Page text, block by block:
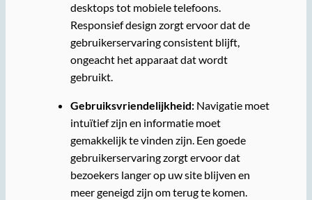
desktops tot mobiele telefoons.
Responsief design zorgt ervoor dat de
gebruikerservaring consistent blijft,
ongeacht het apparaat dat wordt
gebruikt.
Gebruiksvriendelijkheid:Navigatie moet
intuïtief zijn en informatie moet
gemakkelijk te vinden zijn. Een goede
gebruikerservaring zorgt ervoor dat
bezoekers langer op uw site blijven en
meer geneigd zijn om terug te komen.